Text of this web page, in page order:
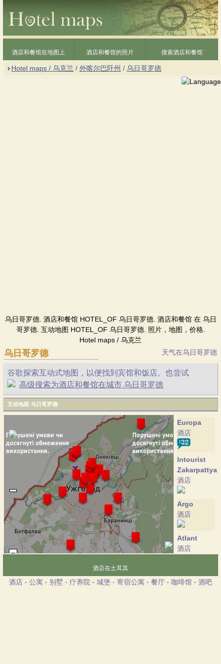
酒店和餐馆在地图上 酒店和餐馆的照片 搜索酒店和餐馆
Hotel maps / 乌克兰 / 外喀尔巴阡州 / 乌日哥罗德
乌日哥罗德. 酒店和餐馆 HOTEL_OF 乌日哥罗德. 酒店和餐馆 在 乌日
哥罗德. 互动地图 HOTEL_OF 乌日哥罗德. 照片，地图，价格.
Hotel maps / 乌克兰
乌日哥罗德 天气在乌日哥罗德
谷歌探索互动式地图，以便找到宾馆和饭店。也尝试
高级搜索为酒店和餐馆在城市 乌日哥罗德
互动地图 乌日哥罗德
Europa
酒店
Intourist
Zakarpattya
酒店
Argo
酒店
Atlant
酒店
酒店
酒店在土耳其
酒店 · 公寓 · 别墅 · 疗养院 · 城堡 · 寄宿公寓 · 餐厅 · 咖啡馆 · 酒吧